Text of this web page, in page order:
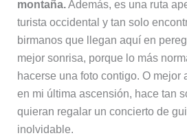
montaña.Además, es una ruta
turista occidental y tan solo
birmanos que llegan aquí en
mejor sonrisa, porque lo más
hacerse una foto contigo. O mejor
en mi última ascensión, hace tan
quieran regalar un concierto de
inolvidable.